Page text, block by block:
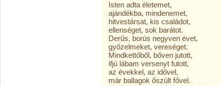
Isten adta életemet,
ajándékba, mindenemet,
hitvestársat, kis családot,
ellenséget, sok barátot.
Derűs, borús negyven évet,
győzelmeket, vereséget.
Mindkettőből, bőven jutott,
ifjú lábam versenyt futott,
az évekkel, az idővel,
már ballagok őszült fővel.